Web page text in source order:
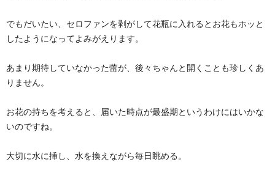
でもだいたい、セロファンを剥がして花瓶に入れるとお花もホッと
したようになってよみがえります。
あまり期待していなかった蕾が、後々ちゃんと開くことも珍しくあ
りません。
お花の持ちを考えると、届いた時点が最盛期というわけにはいかな
いのですね。
大切に水に挿し、水を換えながら毎日眺める。